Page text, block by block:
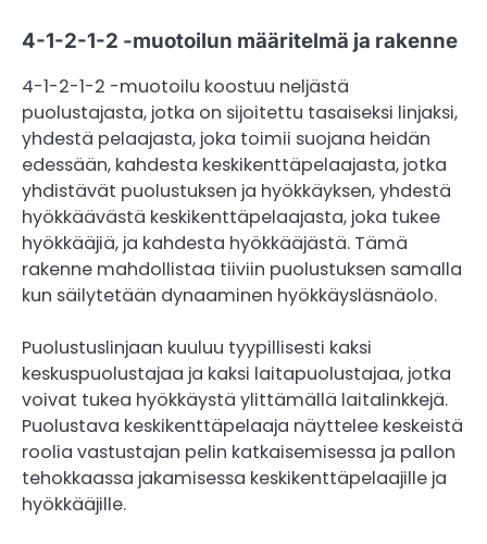
4-1-2-1-2 -muotoilun määritelmä ja rakenne
4-1-2-1-2 -muotoilu koostuu neljästä
puolustajasta, jotka on sijoitettu tasaiseksi linjaksi,
yhdestä pelaajasta, joka toimii suojana heidän
edessään, kahdesta keskikenttäpelaajasta, jotka
yhdistävät puolustuksen ja hyökkäyksen, yhdestä
hyökkäävästä keskikenttäpelaajasta, joka tukee
hyökkääjiä, ja kahdesta hyökkääjästä. Tämä
rakenne mahdollistaa tiiviin puolustuksen samalla
kun säilytetään dynaaminen hyökkäysläsnäolo.
Puolustuslinjaan kuuluu tyypillisesti kaksi
keskuspuolustajaa ja kaksi laitapuolustajaa, jotka
voivat tukea hyökkäystä ylittämällä laitalinkkejä.
Puolustava keskikenttäpelaaja näyttelee keskeistä
roolia vastustajan pelin katkaisemisessa ja pallon
tehokkaassa jakamisessa keskikenttäpelaajille ja
hyökkääjille.